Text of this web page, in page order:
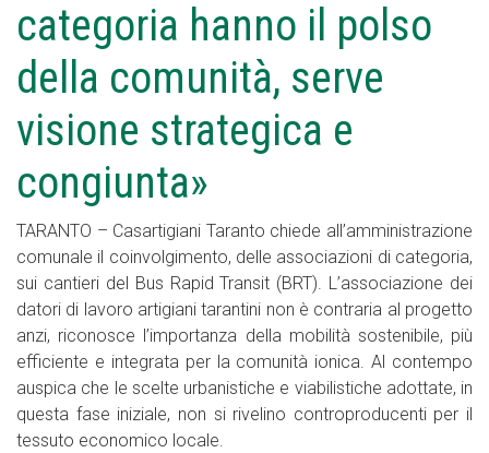
categoria hanno il polso
della comunità, serve
visione strategica e
congiunta»
TARANTO – Casartigiani Taranto chiede all’amministrazione
comunale il coinvolgimento, delle associazioni di categoria,
sui cantieri del Bus Rapid Transit (BRT). L’associazione dei
datori di lavoro artigiani tarantini non è contraria al progetto
anzi, riconosce l’importanza della mobilità sostenibile, più
efficiente e integrata per la comunità ionica. Al contempo
auspica che le scelte urbanistiche e viabilistiche adottate, in
questa fase iniziale, non si rivelino controproducenti per il
tessuto economico locale.